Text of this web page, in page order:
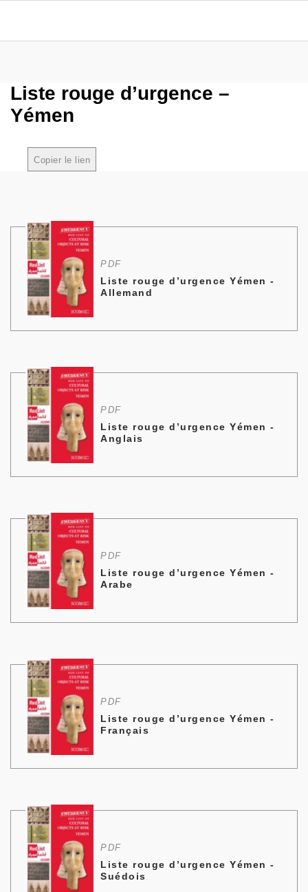
Liste rouge d’urgence –
Yémen
Copier le lien
PDF
Liste rouge d’urgence Yémen -
Allemand
PDF
Liste rouge d’urgence Yémen -
Anglais
PDF
Liste rouge d’urgence Yémen -
Arabe
PDF
Liste rouge d’urgence Yémen -
Français
PDF
Liste rouge d’urgence Yémen -
Suédois